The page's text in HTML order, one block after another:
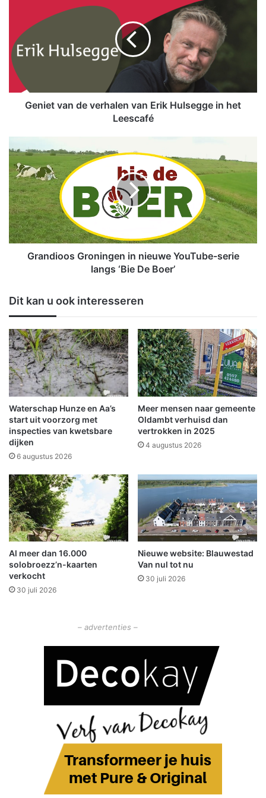
t
v
n
r
h
a
l
e
n
v
a
k
H
u
l
s
e
g
g
e
i
n
h
e
L
e
e
s
c
a
f
é
Geniet van de verhalen van Erik Hulsegge in het
Leescafé
r
a
n
d
i
o
o
s
i
n
g
e
n
i
n
n
i
e
u
w
e
o
u
T
u
b
e
-
s
e
r
Grandioos Groningen in nieuwe YouTube-serie
langs ‘Bie De Boer’
Dit kan u ook interesseren
Waterschap Hunze en Aa’s
start uit voorzorg met
inspecties van kwetsbare
dijken
6 augustus 2026
Meer mensen naar gemeente
Oldambt verhuisd dan
vertrokken in 2025
4 augustus 2026
Al meer dan 16.000
solobroezz’n-kaarten
verkocht
30 juli 2026
Nieuwe website: Blauwestad
Van nul tot nu
30 juli 2026
– advertenties –